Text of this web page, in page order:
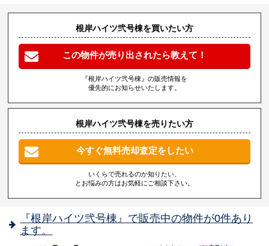
根岸ハイツ弐号棟を買いたい方
この物件が売り出されたら教えて！
『根岸ハイツ弐号棟』の販売情報を
優先的にお知らせいたします。
根岸ハイツ弐号棟を売りたい方
今すぐ無料売却査定をしたい
いくらで売れるのか知りたい、
とお悩みの方はお気軽にご相談下さい。
『根岸ハイツ弐号棟』で販売中の物件が0件あり
ます。